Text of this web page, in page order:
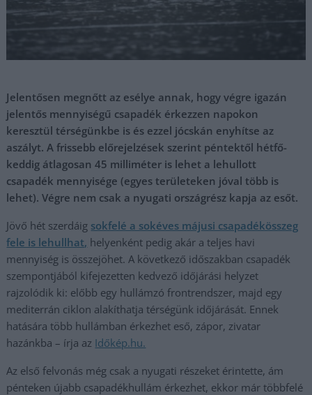
Jelentősen megnőtt az esélye annak, hogy végre igazán
jelentős mennyiségű csapadék érkezzen napokon
keresztül térségünkbe is és ezzel jócskán enyhítse az
aszályt. A frissebb előrejelzések szerint péntektől hétfő-
keddig átlagosan 45 milliméter is lehet a lehullott
csapadék mennyisége (egyes területeken jóval több is
lehet). Végre nem csak a nyugati országrész kapja az esőt.
Jövő hét szerdáig sokfelé a sokéves májusi csapadékösszeg
fele is lehullhat, helyenként pedig akár a teljes havi
mennyiség is összejöhet. A következő időszakban csapadék
szempontjából kifejezetten kedvező időjárási helyzet
rajzolódik ki: előbb egy hullámzó frontrendszer, majd egy
mediterrán ciklon alakíthatja térségünk időjárását. Ennek
hatására több hullámban érkezhet eső, zápor, zivatar
hazánkba – írja az Időkép.hu.
Az első felvonás még csak a nyugati részeket érintette, ám
pénteken újabb csapadékhullám érkezhet, ekkor már többfelé